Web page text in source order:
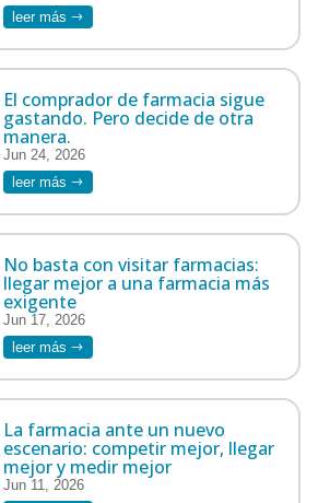
leer más
El comprador de farmacia sigue
gastando. Pero decide de otra
manera.
Jun 24, 2026
leer más
No basta con visitar farmacias:
llegar mejor a una farmacia más
exigente
Jun 17, 2026
leer más
La farmacia ante un nuevo
escenario: competir mejor, llegar
mejor y medir mejor
Jun 11, 2026